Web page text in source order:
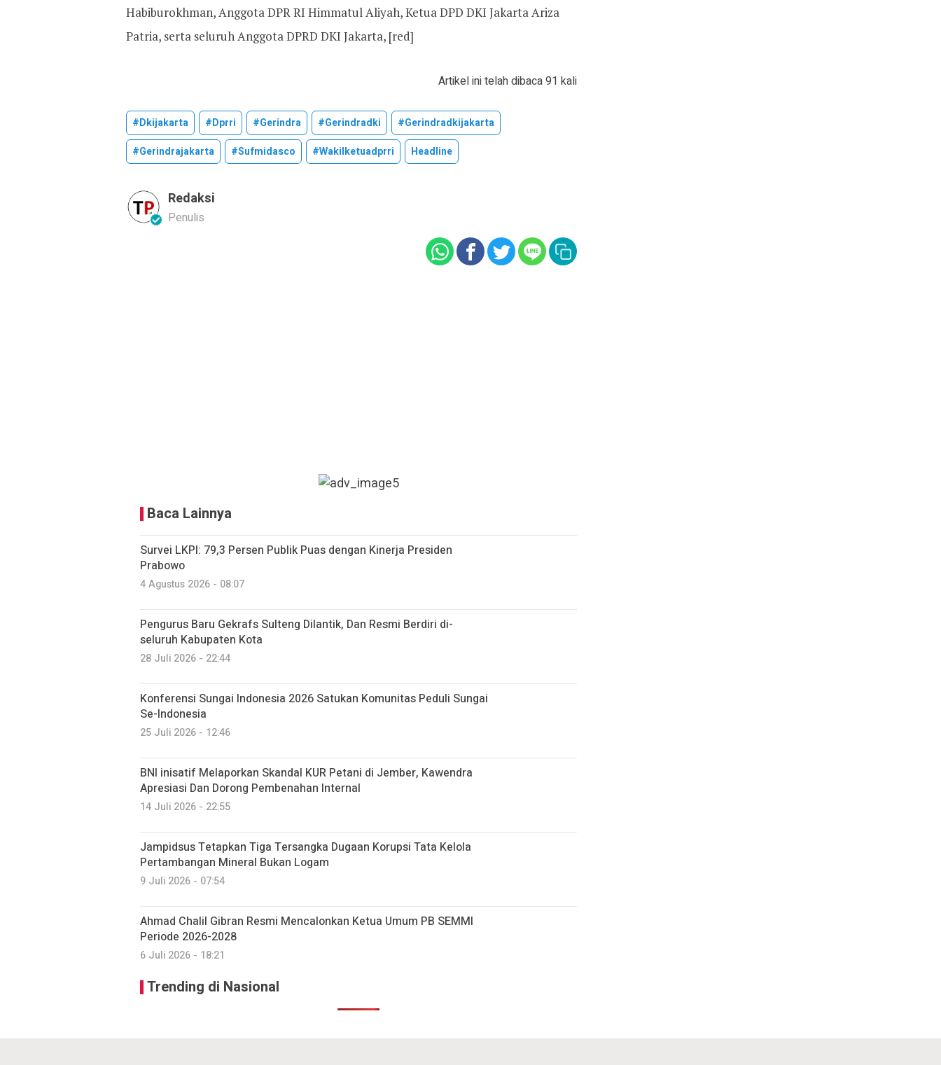
Habiburokhman, Anggota DPR RI Himmatul Aliyah, Ketua DPD DKI Jakarta Ariza
Patria, serta seluruh Anggota DPRD DKI Jakarta, [red]
Artikel ini telah dibaca 91 kali
#dkijakarta #dprri #gerindra #gerindradki
#gerindradkijakarta
#gerindrajakarta
#sufmidasco #wakilketuadprri Headline
Redaksi
Penulis
Baca Lainnya
Survei LKPI: 79,3 Persen Publik Puas dengan Kinerja Presiden
Prabowo
4 Agustus 2026 - 08:07
Pengurus Baru Gekrafs Sulteng Dilantik, Dan Resmi Berdiri di-
seluruh Kabupaten Kota
28 Juli 2026 - 22:44
Konferensi Sungai Indonesia 2026 Satukan Komunitas Peduli Sungai
Se-Indonesia
25 Juli 2026 - 12:46
BNI inisatif Melaporkan Skandal KUR Petani di Jember, Kawendra
Apresiasi Dan Dorong Pembenahan Internal
14 Juli 2026 - 22:55
Jampidsus Tetapkan Tiga Tersangka Dugaan Korupsi Tata Kelola
Pertambangan Mineral Bukan Logam
9 Juli 2026 - 07:54
Ahmad Chalil Gibran Resmi Mencalonkan Ketua Umum PB SEMMI
Periode 2026-2028
6 Juli 2026 - 18:21
Trending di Nasional